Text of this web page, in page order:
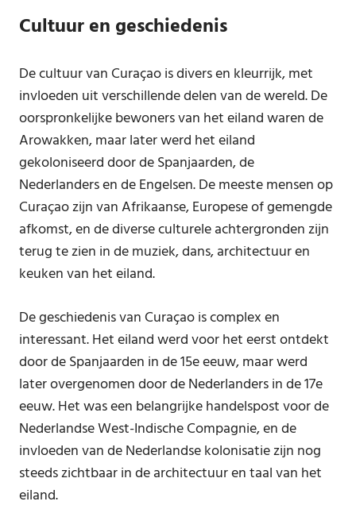
Cultuur en geschiedenis
De cultuur van Curaçao is divers en kleurrijk, met
invloeden uit verschillende delen van de wereld. De
oorspronkelijke bewoners van het eiland waren de
Arowakken, maar later werd het eiland
gekoloniseerd door de Spanjaarden, de
Nederlanders en de Engelsen. De meeste mensen op
Curaçao zijn van Afrikaanse, Europese of gemengde
afkomst, en de diverse culturele achtergronden zijn
terug te zien in de muziek, dans, architectuur en
keuken van het eiland.
De geschiedenis van Curaçao is complex en
interessant. Het eiland werd voor het eerst ontdekt
door de Spanjaarden in de 15e eeuw, maar werd
later overgenomen door de Nederlanders in de 17e
eeuw. Het was een belangrijke handelspost voor de
Nederlandse West-Indische Compagnie, en de
invloeden van de Nederlandse kolonisatie zijn nog
steeds zichtbaar in de architectuur en taal van het
eiland.